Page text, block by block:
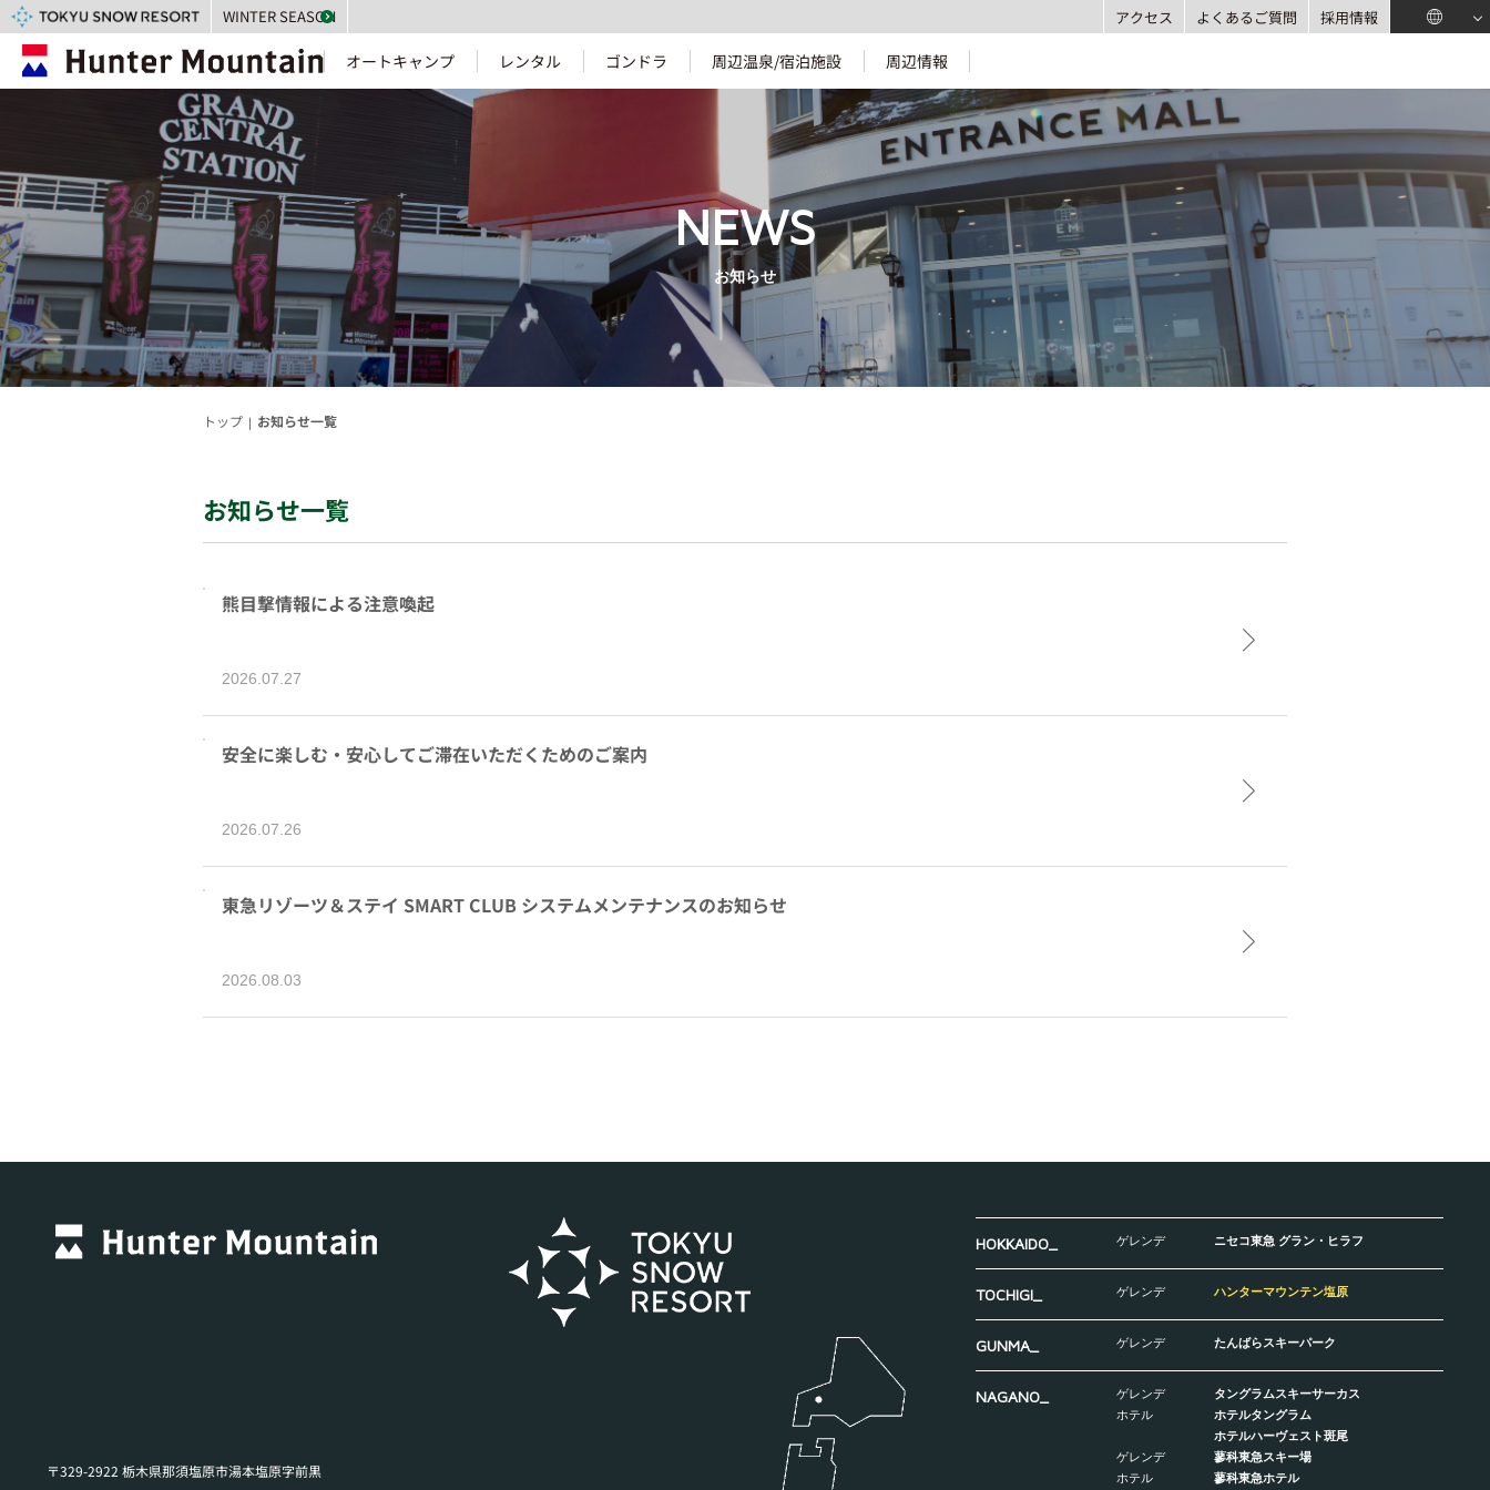
WINTER SEASON アクセス よくあるご質問 採用情報 日本語
English
한글
ภาษาไทย
中国（简体）
中國（繁體）
オートキャンプ レンタル ゴンドラ 周辺温泉/宿泊施設 周辺情報
NEWS
お知らせ
トップ | お知らせ一覧
お知らせ一覧
熊目撃情報による注意喚起
2026.07.27
安全に楽しむ・安心してご滞在いただくためのご案内
2026.07.26
東急リゾーツ＆ステイ SMART CLUB システムメンテナンスのお知らせ
2026.08.03
〒329-2922 栃木県那須塩原市湯本塩原字前黒
HOKKAIDO_ ゲレンデ ニセコ東急 グラン・ヒラフ
TOCHIGI_ ゲレンデ ハンターマウンテン塩原
GUNMA_ ゲレンデ たんばらスキーパーク
NAGANO_ ゲレンデ
タングラムスキーサーカス
ホテル
ホテルタングラム
ホテルハーヴェスト斑尾
ゲレンデ
蓼科東急スキー場
ホテル
蓼科東急ホテル